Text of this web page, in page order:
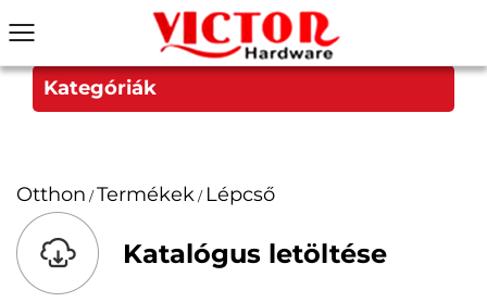
Kategóriák
Otthon /Termékek / Lépcső
Katalógus letöltése